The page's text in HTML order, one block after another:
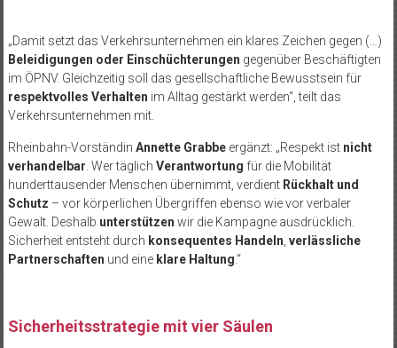
„Damit setzt das Verkehrsunternehmen ein klares Zeichen gegen (…)
Beleidigungen oder Einschüchterungen gegenüber Beschäftigten
im ÖPNV. Gleichzeitig soll das gesellschaftliche Bewusstsein für
respektvolles Verhalten im Alltag gestärkt werden“, teilt das
Verkehrsunternehmen mit.
Rheinbahn-Vorständin Annette Grabbeergänzt: „Respekt ist nicht
verhandelbar. Wer täglich Verantwortung für die Mobilität
hunderttausender Menschen übernimmt, verdient Rückhalt und
Schutz – vor körperlichen Übergriffen ebenso wie vor verbaler
Gewalt. Deshalb unterstützen wir die Kampagne ausdrücklich.
Sicherheit entsteht durch konsequentes Handeln, verlässliche
Partnerschaften und eine klare Haltung.“
Sicherheitsstrategie mit vier Säulen